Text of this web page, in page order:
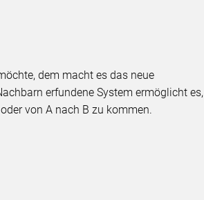
dem macht es das neue
erfundene System ermöglicht es,
von A nach B zu kommen.